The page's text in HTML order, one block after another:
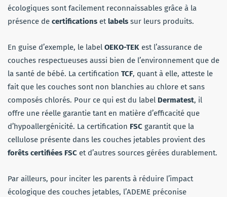
écologiques sont facilement reconnaissables grâce à la
présence de certifications etlabels sur leurs produits.
En guise d’exemple, le label OEKO-TEK est l’assurance de
couches respectueuses aussi bien de l’environnement que de
la santé de bébé. La certification TCF, quant à elle, atteste le
fait que les couches sont non blanchies au chlore et sans
composés chlorés. Pour ce qui est du label Dermatest, il
offre une réelle garantie tant en matière d’efficacité que
d’hypoallergénicité. La certification FSC garantit que la
cellulose présente dans les couches jetables provient des
forêts certifiées FSC et d’autres sources gérées durablement.
Par ailleurs, pour inciter les parents à réduire l’impact
écologique des couches jetables, l’ADEME préconise